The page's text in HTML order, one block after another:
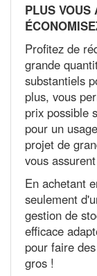
PLUS VOUS
Profitez de
grande
substantiels
plus, vous
prix possible
pour un
projet de
vous
En achetant
seulement
gestion de
efficace
pour faire
gros !